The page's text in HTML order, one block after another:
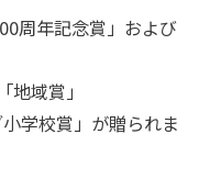
周年記念賞」および
域賞」
学校賞」が贈られま